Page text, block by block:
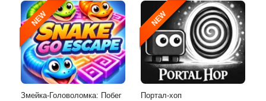
NEW
Змейка-Головоломка: Побег
NEW
Портал-хоп